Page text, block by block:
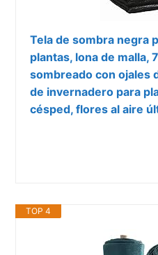
Tela de sombra negra
plantas, lona de malla,
sombreado con ojales
de invernadero para
césped, flores al aire
TOP 4